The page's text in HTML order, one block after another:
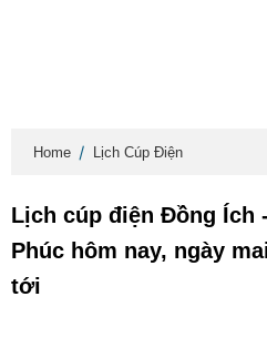
Home Lịch Cúp Điện
Lịch cúp điện Đồng Ích
Phúc hôm nay, ngày
tới